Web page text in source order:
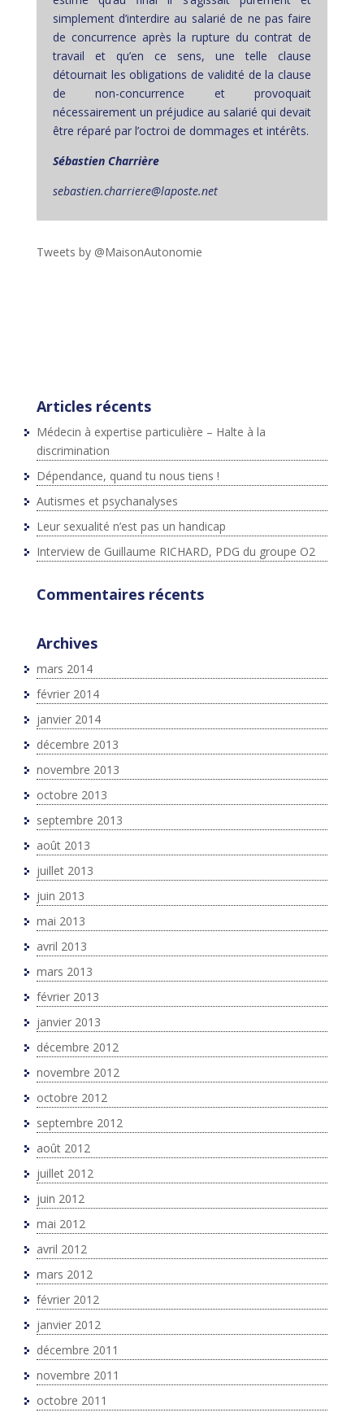
simplement d’interdire au salarié de ne pas faire
de concurrence après la rupture du contrat de
travail et qu’en ce sens, une telle clause
détournait les obligations de validité de la clause
de non-concurrence et provoquait
nécessairement un préjudice au salarié qui devait
être réparé par l’octroi de dommages et intérêts.
Sébastien Charrière
sebastien.charriere@laposte.net
Tweets by @MaisonAutonomie
Articles récents
Médecin à expertise particulière – Halte à la
discrimination
Dépendance, quand tu nous tiens !
Autismes et psychanalyses
Leur sexualité n’est pas un handicap
Interview de Guillaume RICHARD, PDG du groupe O2
Commentaires récents
Archives
mars 2014
février 2014
janvier 2014
décembre 2013
novembre 2013
octobre 2013
septembre 2013
août 2013
juillet 2013
juin 2013
mai 2013
avril 2013
mars 2013
février 2013
janvier 2013
décembre 2012
novembre 2012
octobre 2012
septembre 2012
août 2012
juillet 2012
juin 2012
mai 2012
avril 2012
mars 2012
février 2012
janvier 2012
décembre 2011
novembre 2011
octobre 2011